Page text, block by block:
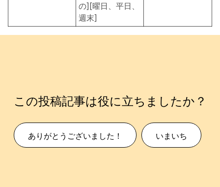
の][曜日、平日、
週末]
この投稿記事は役に立ちましたか？
ありがとうございました！ いまいち